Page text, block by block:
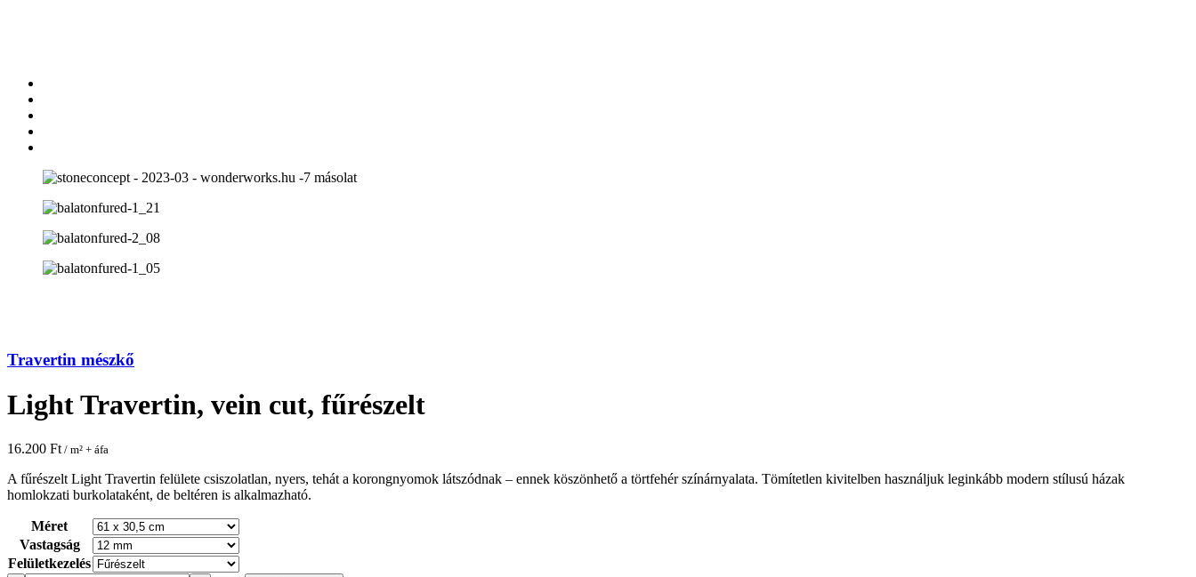
Travertin mészkő
Light Travertin, vein cut, fűrészelt
16.200 Ft / m² + áfa
A fűrészelt Light Travertin felülete csiszolatlan, nyers, tehát a korongnyomok látszódnak – ennek köszönhető a törtfehér színárnyalata. Tömítetlen kivitelben használjuk leginkább modern stílusú házak
homlokzati burkolataként, de beltéren is alkalmazható.
Méret
Vastagság
Felületkezelés